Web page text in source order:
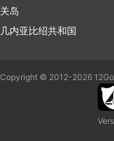
关岛
几内亚比绍共和国
Copyright © 2012-2026